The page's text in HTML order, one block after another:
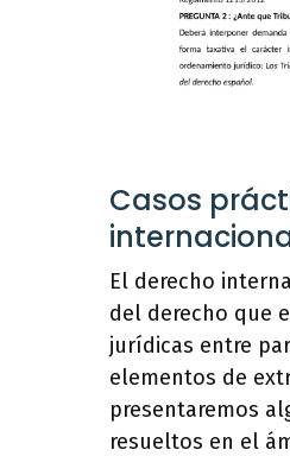
Casos
El derecho
del derecho que
jurídicas entre
elementos de
presentaremos
resueltos en el